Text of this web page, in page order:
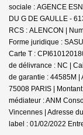
sociale : AGENCE
DU G DE GAULLE -
RCS : ALENCON |
Forme juridique :
Carte T :
de délivrance : NC |
de garantie : 44585M |
75008 PARIS |
médiateur : ANM
Vincennes | Adresse
label : 01/02/2022